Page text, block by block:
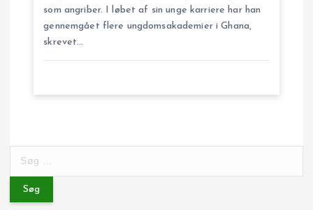
som angriber. I løbet af sin unge karriere har han
gennemgået flere ungdomsakademier i Ghana,
skrevet…
e